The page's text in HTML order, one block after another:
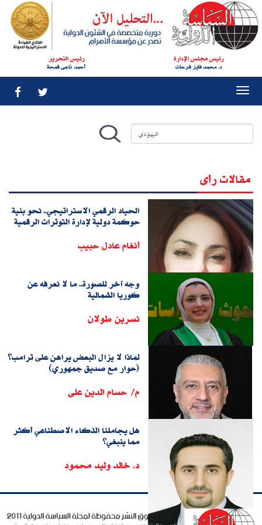
رئيس مجلس الإدارة
د. محمد فايز فرحات
رئيس التحرير
أحمد ناجى قمحة
مقالات رأى
الحياد الرقمي الاستراتيجي.. نحو بنية
حوكمة دولية لإدارة التوترات الرقمية
أنغام عادل حبيب
وجه آخر للصورة.. ما لا نعرفه عن
كوريا الشمالية
نسرين طولان
لماذا لا يزال البعض يراهن على ترامب؟
(حوار مع صديق جمهوري)
م/ حسام الدين على
هل يجاملنا الذكاء الاصطناعي أكثر
مما ينبغي؟
د. خالد وليد محمود